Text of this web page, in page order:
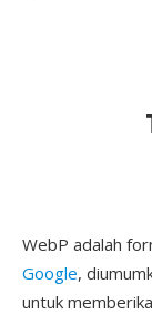
WebP adalah
Google,
untuk